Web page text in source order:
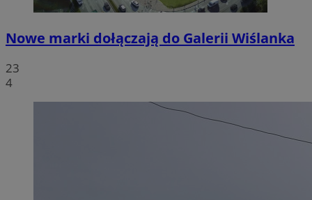
Nowe marki dołączają do Galerii Wiślanka
23
4